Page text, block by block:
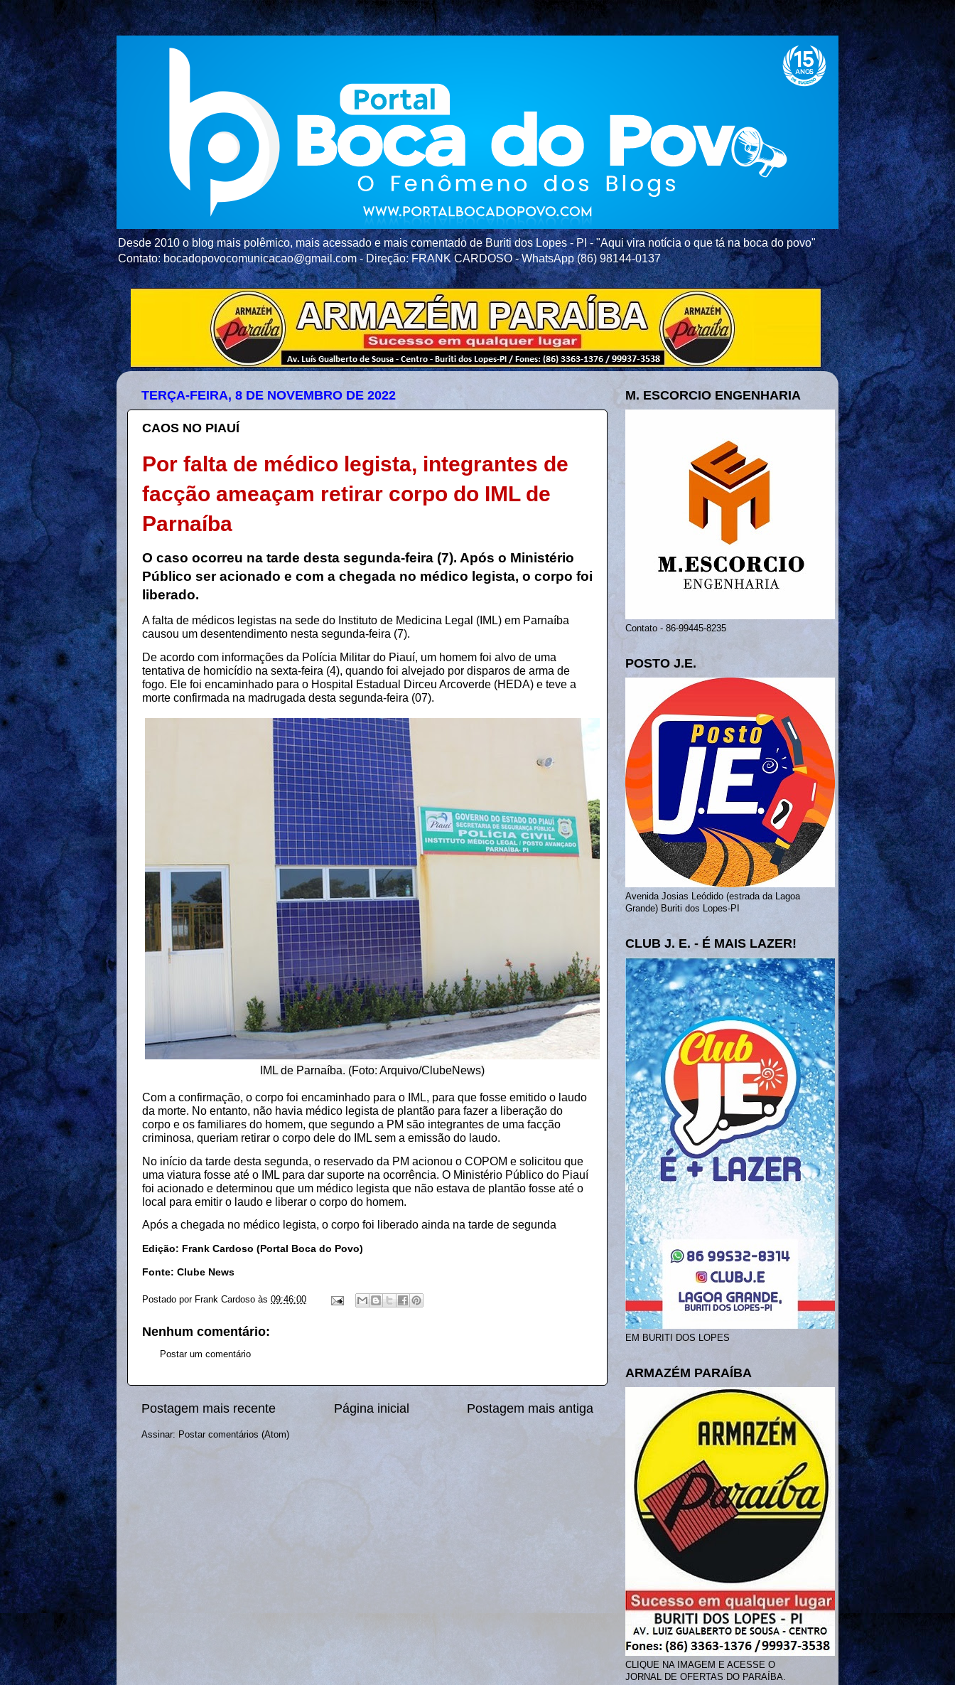
Desde 2010 o blog mais polêmico, mais acessado e mais comentado de Buriti dos Lopes - PI - "Aqui vira notícia o que tá na boca do povo"
Contato: bocadopovocomunicacao@gmail.com - Direção: FRANK CARDOSO - WhatsApp (86) 98144-0137
TERÇA-FEIRA, 8 DE NOVEMBRO DE 2022
CAOS NO PIAUÍ
Por falta de médico legista, integrantes de
facção ameaçam retirar corpo do IML de
Parnaíba
O caso ocorreu na tarde desta segunda-feira (7). Após o Ministério
Público ser acionado e com a chegada no médico legista, o corpo foi
liberado.
A falta de médicos legistas na sede do Instituto de Medicina Legal (IML) em Parnaíba
causou um desentendimento nesta segunda-feira (7).
De acordo com informações da Polícia Militar do Piauí, um homem foi alvo de uma
tentativa de homicídio na sexta-feira (4), quando foi alvejado por disparos de arma de
fogo. Ele foi encaminhado para o Hospital Estadual Dirceu Arcoverde (HEDA) e teve a
morte confirmada na madrugada desta segunda-feira (07).
IML de Parnaíba. (Foto: Arquivo/ClubeNews)
Com a confirmação, o corpo foi encaminhado para o IML, para que fosse emitido o laudo
da morte. No entanto, não havia médico legista de plantão para fazer a liberação do
corpo e os familiares do homem, que segundo a PM são integrantes de uma facção
criminosa, queriam retirar o corpo dele do IML sem a emissão do laudo.
No início da tarde desta segunda, o reservado da PM acionou o COPOM e solicitou que
uma viatura fosse até o IML para dar suporte na ocorrência. O Ministério Público do Piauí
foi acionado e determinou que um médico legista que não estava de plantão fosse até o
local para emitir o laudo e liberar o corpo do homem.
Após a chegada no médico legista, o corpo foi liberado ainda na tarde de segunda
Edição: Frank Cardoso (Portal Boca do Povo)
Fonte: Clube News
Postado por Frank Cardoso às 09:46:00
Nenhum comentário:
Postar um comentário
Postagem mais recente Postagem mais antiga
Página inicial
Assinar: Postar comentários (Atom)
M. ESCORCIO ENGENHARIA
Contato - 86-99445-8235
POSTO J.E.
Avenida Josias Leódido (estrada da Lagoa
Grande) Buriti dos Lopes-PI
CLUB J. E. - É MAIS LAZER!
EM BURITI DOS LOPES
ARMAZÉM PARAÍBA
CLIQUE NA IMAGEM E ACESSE O
JORNAL DE OFERTAS DO PARAÍBA.